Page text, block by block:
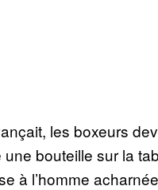
les boxeurs
bouteille sur la
à l’homme